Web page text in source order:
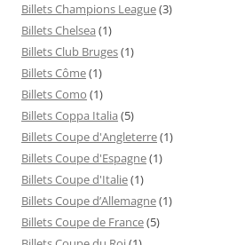
Billets Champions League(3)
Billets Chelsea (1)
Billets Club Bruges(1)
Billets Côme(1)
Billets Como (1)
Billets Coppa Italia (5)
Billets Coupe d'Angleterre(1)
Billets Coupe d'Espagne(1)
Billets Coupe d'Italie(1)
Billets Coupe d’Allemagne(1)
Billets Coupe de France(5)